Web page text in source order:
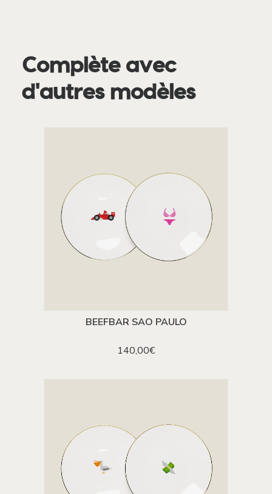
Complète avec
d'autres modèles
AJOUTER AU PANIER
BEEFBAR SAO PAULO
140,00€